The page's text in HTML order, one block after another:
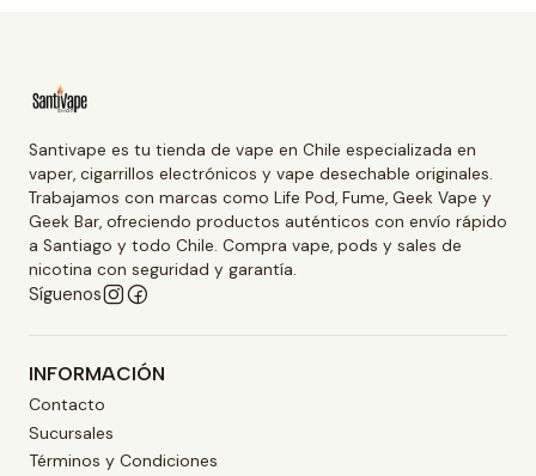
Santivape es tu tienda de vape en Chile especializada en
vaper, cigarrillos electrónicos y vape desechable originales.
Trabajamos con marcas como Life Pod, Fume, Geek Vape y
Geek Bar, ofreciendo productos auténticos con envío rápido
a Santiago y todo Chile. Compra vape, pods y sales de
nicotina con seguridad y garantía.
Síguenos
INFORMACIÓN
Contacto
Sucursales
Términos y Condiciones